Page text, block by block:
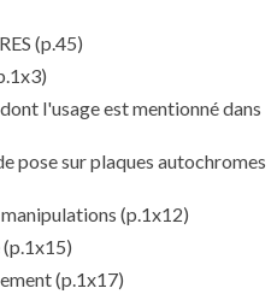
(p.45)
l'usage est mentionné dans
pose sur plaques autochromes
(p.1x12)
(p.1x15)
(p.1x17)